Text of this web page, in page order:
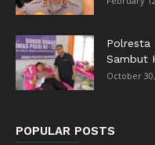
Polresta
Sambut
October
POPULAR POSTS